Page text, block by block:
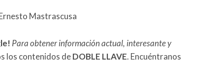
Mastrascusa
Para obtener información actual, interesante y
los contenidos deDOBLE LLAVE. Encuéntranos